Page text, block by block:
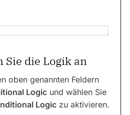
Sie die Logik an
oben genannten Feldern
Logic und wählen Sie
Logic zu aktivieren.